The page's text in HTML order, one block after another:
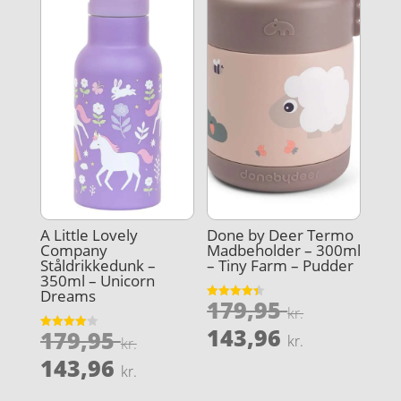
A Little Lovely
Company
Ståldrikkedunk –
350ml – Unicorn
Dreams
Vurderet
179,95kr.Den
pris
143,96 kr.
Done by Deer Termo
Madbeholder – 300ml
– Tiny Farm – Pudder
Vurderet
4.4
179,95kr.Den
143,96 kr.